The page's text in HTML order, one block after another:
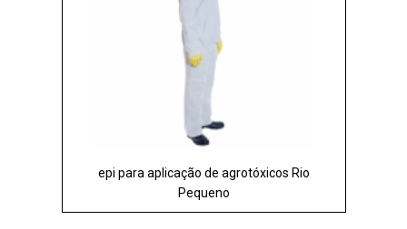
epi para aplicação de agrotóxicos Rio
Pequeno